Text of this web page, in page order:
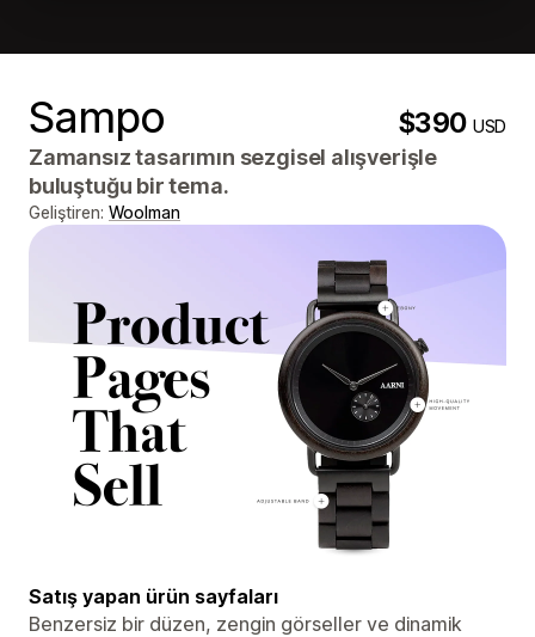
Sampo $390USD
Zamansız tasarımın sezgisel alışverişle
buluştuğu bir tema.
Geliştiren: Woolman
Satış yapan ürün sayfaları
Benzersiz bir düzen, zengin görseller ve dinamik